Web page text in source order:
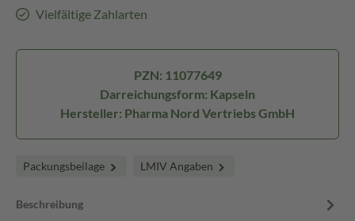
Vielfältige Zahlarten
PZN: 11077649
Darreichungsform: Kapseln
Hersteller: Pharma Nord Vertriebs GmbH
Packungsbeilage LMIV Angaben
Beschreibung